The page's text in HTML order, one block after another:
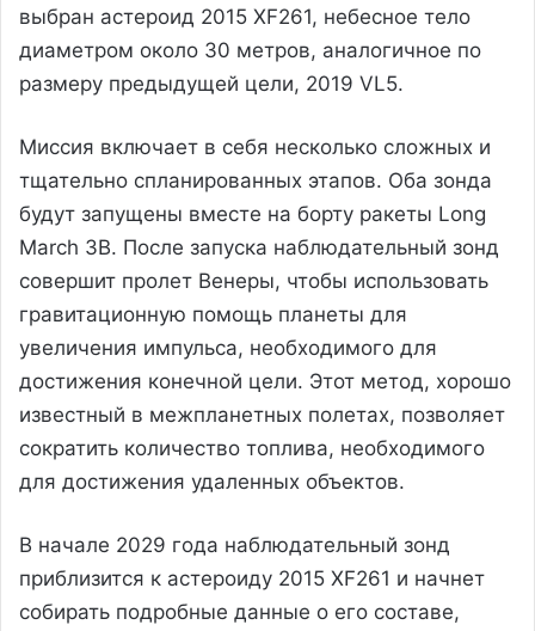
выбран астероид 2015 XF261, небесное тело
диаметром около 30 метров, аналогичное по
размеру предыдущей цели, 2019 VL5.
Миссия включает в себя несколько сложных и
тщательно спланированных этапов. Оба зонда
будут запущены вместе на борту ракеты Long
March 3B. После запуска наблюдательный зонд
совершит пролет Венеры, чтобы использовать
гравитационную помощь планеты для
увеличения импульса, необходимого для
достижения конечной цели. Этот метод, хорошо
известный в межпланетных полетах, позволяет
сократить количество топлива, необходимого
для достижения удаленных объектов.
В начале 2029 года наблюдательный зонд
приблизится к астероиду 2015 XF261 и начнет
собирать подробные данные о его составе,